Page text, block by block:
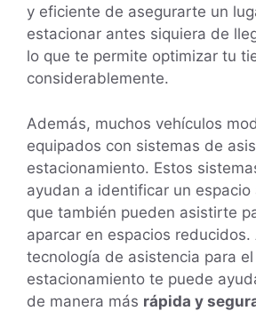
y eficiente de asegurarte un
estacionar antes siquiera de
lo que te permite optimizar tu
considerablemente.
Además, muchos vehículos
equipados con sistemas de
estacionamiento. Estos
ayudan a identificar un
que también pueden asistirte
aparcar en espacios reducidos.
tecnología de asistencia para el
estacionamiento te puede
de manera más rápida y